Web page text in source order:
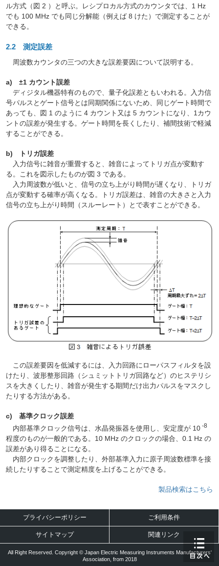
ル方式（図 2 ）と呼ぶ。レシプロカル方式のカウンタでは、1 Hz
でも 100 MHz でも同じ分解能（例えば 8 けた）で測定することが
できる。
2.2 測定誤差
周波数カウンタの三つの大きな誤差要因について説明する。
a) ±1 カウント誤差
ディジタル機器特有のもので、量子化誤差ともいわれる。入力信
号パルスとゲート信号とは同期関係にないため、同じゲート時間で
あっても、図 1 のように 4 カウント又は 5 カウントになり、1カウ
ントの誤差が発生する。ゲート時間を長くしたり、補間技術で軽減
することができる。
b) トリガ誤差
入力信号に雑音が重畳すると、雑音によってトリガ点が変動す
る。これを図示したものが図 3 である。
入力周波数が低いと、信号の立ち上がり時間が遅くなり、トリガ
点が変動する確率が高くなる。トリガ誤差は、雑音の大きさと入力
信号の立ち上がり時間（スルーレート）とで表すことができる。
この誤差要因を低減するには、入力回路にローパスフィルタを設
けたり、波形整形回路（シュミットトリガ回路など）のヒステリシ
スを大きくしたり、雑音が発生する期間だけ出力パルスをマスクし
たりする方法がある。
c) 基準クロック誤差
内部基準クロック信号は、水晶発振器を使用し、安定度が 10 -8
程度のものが一般的である。10 MHz のクロックの場合、0.1 Hz の
誤差があり得ることになる。
内部クロックを調整したり、外部基準入力に原子周波数標準を接
続したりすることで測定精度を上げることができる。
製品検索はこちら
プライバシーポリシー ご利用条件
サイトマップ 関連リンク
All Right Reserved. Copyright © Japan Electric Measuring Instruments Manufacturers'
Association, from 2018